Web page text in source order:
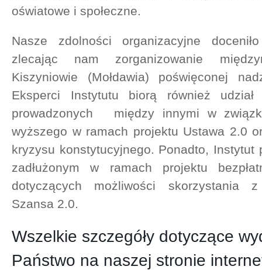
oświatowe i społeczne.
Nasze zdolności organizacyjne
zlecając nam zorganizowanie
Kiszyniowie (Mołdawia) poświęconej
Eksperci Instytutu biorą również
prowadzonych między innymi w
wyższego w ramach projektu Ustawa 2.0
kryzysu konstytucyjnego. Ponadto, Instytut
zadłużonym w ramach projektu
dotyczących możliwości skorzystania z
Szansa 2.0.
Wszelkie szczegóły dotyczące
Państwo na naszej stronie